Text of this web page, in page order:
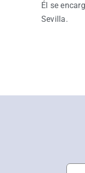
Él se
Sevilla.